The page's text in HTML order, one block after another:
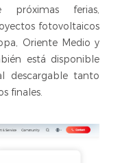
próximas ferias,
fotovoltaicos
Oriente Medio y
está disponible
descargable tanto
finales.